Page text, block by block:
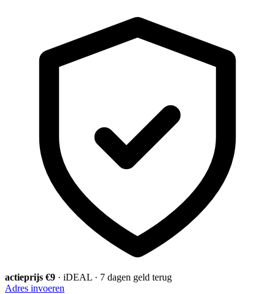
actieprijs €9 · iDEAL · 7 dagen geld terug
Adres invoeren